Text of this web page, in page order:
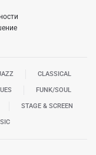
CLASSICAL
FUNK/SOUL
STAGE & SCREEN